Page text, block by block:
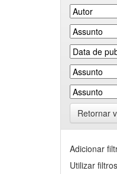
Retornar
Adicionar
Utilizar